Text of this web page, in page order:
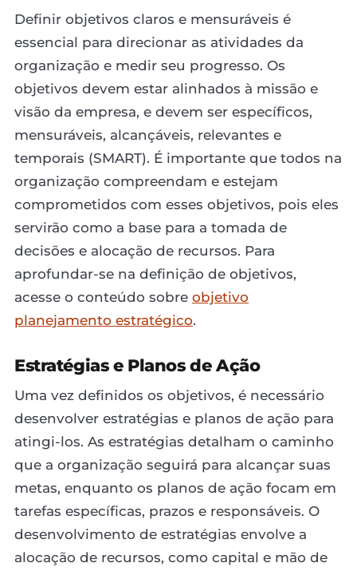
Definir objetivos claros e mensuráveis é
essencial para direcionar as atividades da
organização e medir seu progresso. Os
objetivos devem estar alinhados à missão e
visão da empresa, e devem ser específicos,
mensuráveis, alcançáveis, relevantes e
temporais (SMART). É importante que todos na
organização compreendam e estejam
comprometidos com esses objetivos, pois eles
servirão como a base para a tomada de
decisões e alocação de recursos. Para
aprofundar-se na definição de objetivos,
acesse o conteúdo sobre objetivo
planejamento estratégico.
Estratégias e Planos de Ação
Uma vez definidos os objetivos, é necessário
desenvolver estratégias e planos de ação para
atingi-los. As estratégias detalham o caminho
que a organização seguirá para alcançar suas
metas, enquanto os planos de ação focam em
tarefas específicas, prazos e responsáveis. O
desenvolvimento de estratégias envolve a
alocação de recursos, como capital e mão de